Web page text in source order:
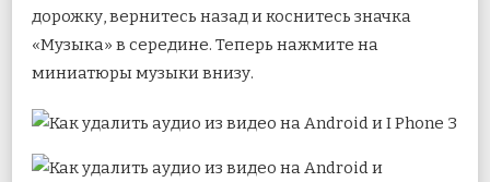
дорожку, вернитесь назад и коснитесь значка
«Музыка» в середине. Теперь нажмите на
миниатюры музыки внизу.